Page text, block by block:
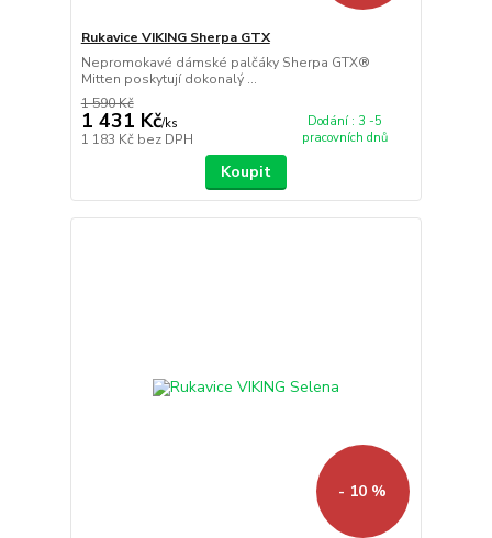
Rukavice VIKING Sherpa GTX
Nepromokavé dámské palčáky Sherpa GTX®
Mitten poskytují dokonalý ...
1 590 Kč
1 431 Kč/ks
1 183 Kč bez DPH
Dodání : 3 -5
pracovních dnů
Koupit
- 10 %